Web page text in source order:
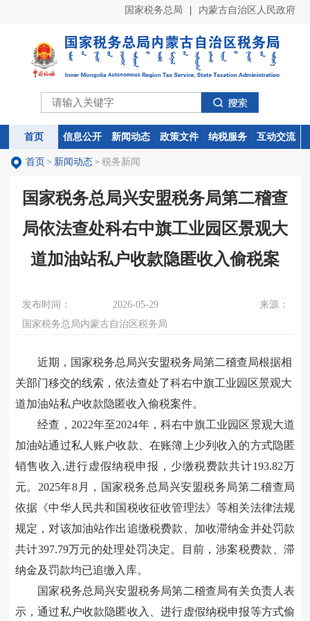
国家税务总局 内蒙古自治区人民政府
首页 信息公开 新闻动态 政策文件 纳税服务 互动交流
首页 信息公开 新闻动态 政策文件 纳税服务 互动交流
首页 > 新闻动态 > 税务新闻
国家税务总局兴安盟税务局第二稽查
局依法查处科右中旗工业园区景观大
道加油站私户收款隐匿收入偷税案
发布时间： 2026-05-29
来源：
国家税务总局内蒙古自治区税务局
近期，国家税务总局兴安盟税务局第二稽查局根据相
关部门移交的线索，依法查处了科右中旗工业园区景观大
道加油站私户收款隐匿收入偷税案件。
经查，2022年至2024年，科右中旗工业园区景观大道
加油站通过私人账户收款、在账簿上少列收入的方式隐匿
销售收入,进行虚假纳税申报，少缴税费款共计193.82万
元。2025年8月，国家税务总局兴安盟税务局第二稽查局
依据《中华人民共和国税收征收管理法》等相关法律法规
规定，对该加油站作出追缴税费款、加收滞纳金并处罚款
共计397.79万元的处理处罚决定。目前，涉案税费款、滞
纳金及罚款均已追缴入库。
国家税务总局兴安盟税务局第二稽查局有关负责人表
示，通过私户收款隐匿收入、进行虚假纳税申报等方式偷